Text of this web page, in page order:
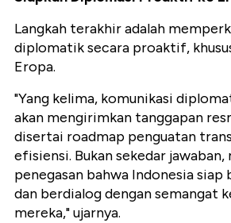
Langkah terakhir adalah
diplomatik secara proaktif,
Eropa.
"Yang kelima, komunikasi
akan mengirimkan tanggapan
disertai roadmap penguatan
efisiensi. Bukan sekedar jawaban,
penegasan bahwa Indonesia
dan berdialog dengan semangat
mereka," ujarnya.